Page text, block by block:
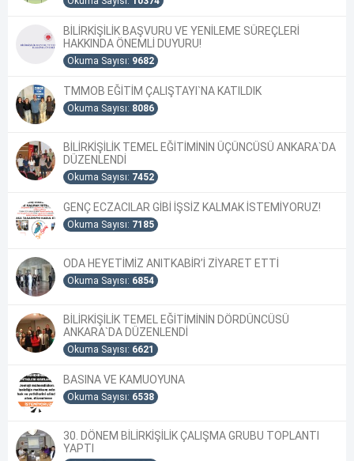
BİLİRKİŞİLİK BAŞVURU VE YENİLEME SÜREÇLERİ
HAKKINDA ÖNEMLİ DUYURU!
Okuma Sayısı: 9682
TMMOB EĞİTİM ÇALIŞTAYI`NA KATILDIK
Okuma Sayısı: 8086
BİLİRKİŞİLİK TEMEL EĞİTİMİNİN ÜÇÜNCÜSÜ ANKARA`DA
DÜZENLENDİ
Okuma Sayısı: 7452
GENÇ ECZACILAR GİBİ İŞSİZ KALMAK İSTEMİYORUZ!
Okuma Sayısı: 7185
ODA HEYETİMİZ ANITKABİR’İ ZİYARET ETTİ
Okuma Sayısı: 6854
BİLİRKİŞİLİK TEMEL EĞİTİMİNİN DÖRDÜNCÜSÜ
ANKARA`DA DÜZENLENDİ
Okuma Sayısı: 6621
BASINA VE KAMUOYUNA
Okuma Sayısı: 6538
30. DÖNEM BİLİRKİŞİLİK ÇALIŞMA GRUBU TOPLANTI
YAPTI